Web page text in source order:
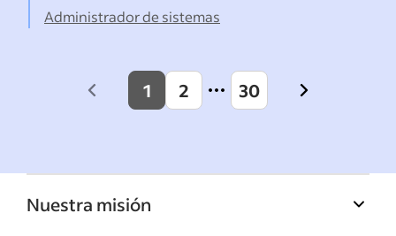
Administrador de sistemas
Previous
1 2 30
Next
Nuestra misión